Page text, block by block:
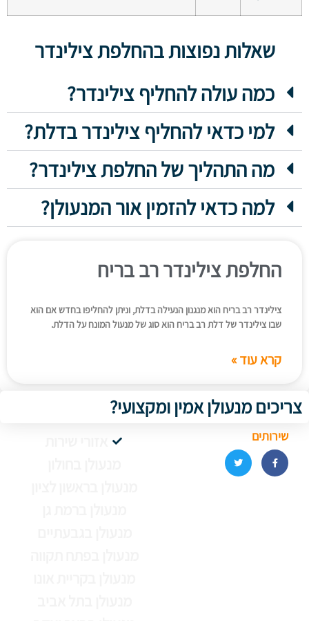
שאלות נפוצות בהחלפת צילינדר
כמה עולה להחליף צילינדר?
למי כדאי להחליף צילינדר בדלת?
מה התהליך של החלפת צילינדר?
למה כדאי להזמין אור המנעולן?
החלפת צילינדר רב בריח
צילינדר רב בריח הוא מנגנון הנעילה בדלת, וניתן להחליפו בחדש אם הוא
שבו צילינדר של דלת רב בריח הוא סוג של מנעול המונח על הדלת.
קרא עוד »
צריכים מנעולן אמין ומקצועי?
שירותים